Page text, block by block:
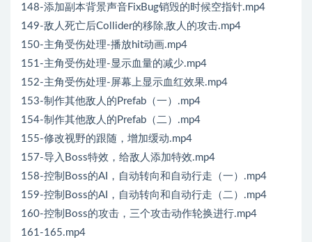
148-添加副本背景声音FixBug销毁的时候空指针.mp4
149-敌人死亡后Collider的移除,敌人的攻击.mp4
150-主角受伤处理-播放hit动画.mp4
151-主角受伤处理-显示血量的减少.mp4
152-主角受伤处理-屏幕上显示血红效果.mp4
153-制作其他敌人的Prefab（一）.mp4
154-制作其他敌人的Prefab（二）.mp4
155-修改视野的跟随，增加缓动.mp4
157-导入Boss特效，给敌人添加特效.mp4
158-控制Boss的AI，自动转向和自动行走（一）.mp4
159-控制Boss的AI，自动转向和自动行走（二）.mp4
160-控制Boss的攻击，三个攻击动作轮换进行.mp4
161-165.mp4